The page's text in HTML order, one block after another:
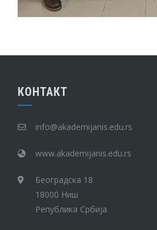
КОНТАКТ
info@akademijanis.edu.rs
www.akademijanis.edu.rs
Београдска 18
18000 Ниш
Република Србија